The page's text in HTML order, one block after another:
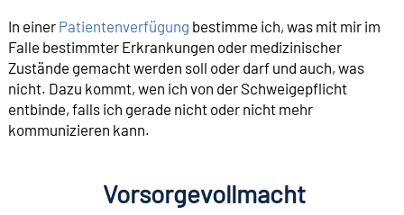
In einer Patientenverfügung bestimme ich, was mit mir im
Falle bestimmter Erkrankungen oder medizinischer
Zustände gemacht werden soll oder darf und auch, was
nicht. Dazu kommt, wen ich von der Schweigepflicht
entbinde, falls ich gerade nicht oder nicht mehr
kommunizieren kann.
Vorsorgevollmacht